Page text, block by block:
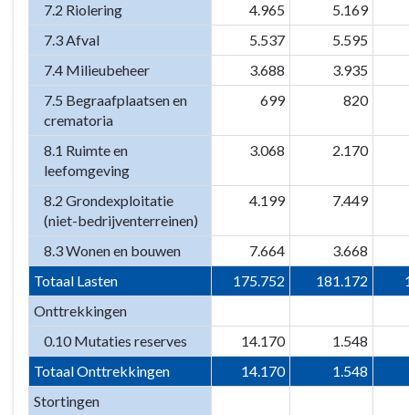
7.2 Riolering
4.965
5.169
7.3 Afval
5.537
5.595
7.4 Milieubeheer
3.688
3.935
7.5 Begraafplaatsen en
crematoria
699 820
8.1 Ruimte en
leefomgeving
3.068 2.170
8.2 Grondexploitatie
(niet-bedrijventerreinen)
4.199 7.449
8.3 Wonen en bouwen 7.664
3.668
Totaal Lasten
175.752 181.172
Onttrekkingen
0.10 Mutaties reserves
14.170
1.548
Totaal Onttrekkingen
14.170
1.548
Stortingen